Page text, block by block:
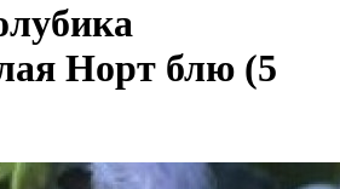
Норт блю (5